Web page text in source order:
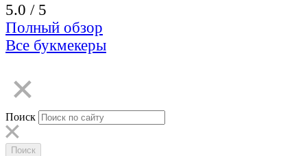
5.0 / 5
Полный обзор
Все букмекеры
Поиск